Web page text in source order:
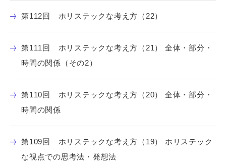
第112回 ホリステックな考え方（22）
第111回 ホリステックな考え方（21） 全体・部分・
時間の関係（その2）
第110回 ホリステックな考え方（20） 全体・部分・
時間の関係
第109回 ホリステックな考え方（19） ホリステック
な視点での思考法・発想法